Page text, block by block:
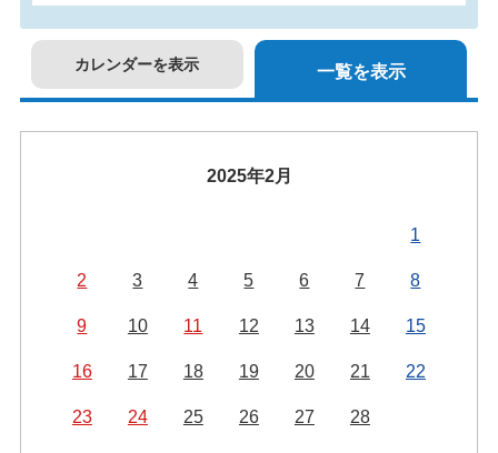
カレンダーを表示 一覧を表示
2025年2月
1
2 3 4 5 6 7 8
9 10 11 12 13 14 15
16 17 18 19 20 21 22
23 24 25 26 27 28